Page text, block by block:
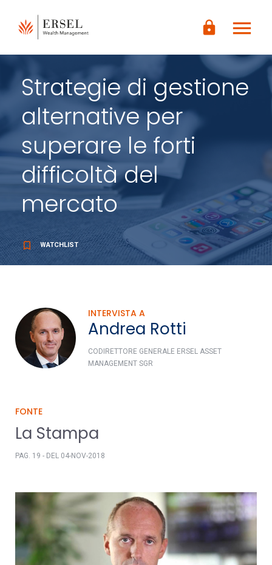
CONTENUTO
PRINCIPALE
PAGINA
lock menu
Strategie di gestione
alternative per
superare le forti
difficoltà del
mercato
bookmark_borderWATCHLIST
INTERVISTA A
Andrea Rotti
CODIRETTORE GENERALE ERSEL ASSET
MANAGEMENT SGR
FONTE
La Stampa
PAG. 19 - DEL 04-NOV-2018